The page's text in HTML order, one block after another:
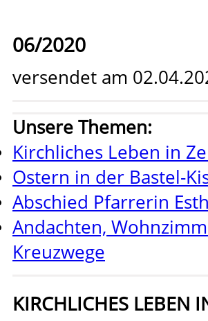
06/2020
versendet am
Unsere Themen:
Kirchliches Leben in
Ostern in der Bastel-
Abschied Pfarrerin
Andachten,
Kreuzwege
KIRCHLICHES LEBEN